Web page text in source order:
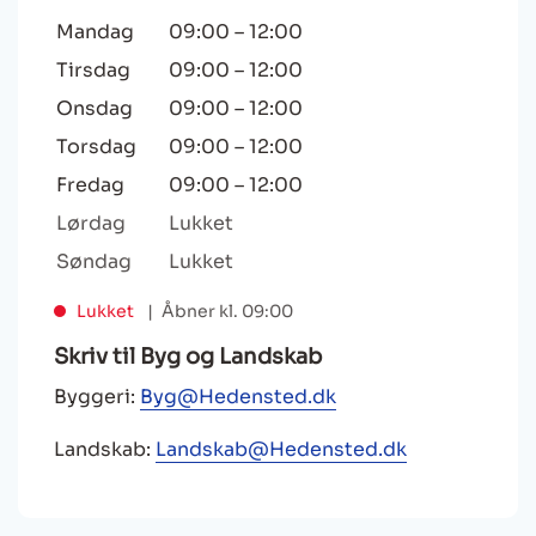
Mandag 09:00 –12:00
Tirsdag
09:00 –12:00
Onsdag
09:00 –12:00
Torsdag
09:00 –12:00
Fredag
09:00 –12:00
Lørdag
Lukket
Søndag
Lukket
Lukket Åbner kl. 09:00
Skriv til Byg og Landskab
Byggeri: Byg@Hedensted.dk
Landskab: Landskab@Hedensted.dk